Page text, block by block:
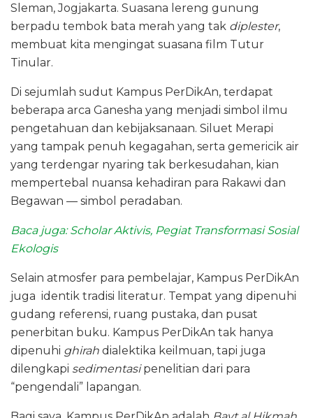
Sleman, Jogjakarta. Suasana lereng gunung
berpadu tembok bata merah yang tak diplester,
membuat kita mengingat suasana film Tutur
Tinular.
Di sejumlah sudut Kampus PerDikAn, terdapat
beberapa arca Ganesha yang menjadi simbol ilmu
pengetahuan dan kebijaksanaan. Siluet Merapi
yang tampak penuh kegagahan, serta gemericik air
yang terdengar nyaring tak berkesudahan, kian
mempertebal nuansa kehadiran para Rakawi dan
Begawan — simbol peradaban.
Baca juga: Scholar Aktivis, Pegiat Transformasi Sosial
Ekologis
Selain atmosfer para pembelajar, Kampus PerDikAn
juga identik tradisi literatur. Tempat yang dipenuhi
gudang referensi, ruang pustaka, dan pusat
penerbitan buku. Kampus PerDikAn tak hanya
dipenuhi ghirah dialektika keilmuan, tapi juga
dilengkapi sedimentasipenelitian dari para
“pengendali” lapangan.